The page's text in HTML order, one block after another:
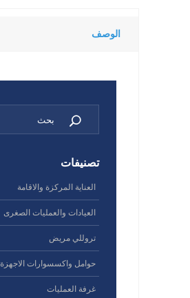
الوصف
تصنيفات
العناية المركزة والاقامة
العيادات والعمليات الصغرى
تروللي مريض
حوامل واكسسوارات الاجهزة
غرفة العمليات